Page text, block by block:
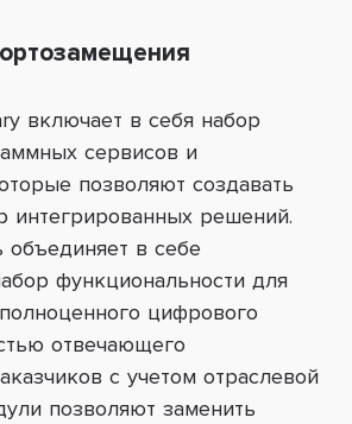
включает в себя набор
сервисов и
позволяют создавать
интегрированных решений.
в себе
функциональности для
цифрового
отвечающего
с учетом отраслевой
позволяют заменить